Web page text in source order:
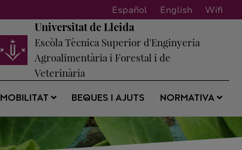
Español English Wifi
Universitat de Lleida
Escòla Tècnica Superior d'Enginyeria
Agroalimentària i Forestal i de
Veterinària
MOBILITAT BEQUES I AJUTS NORMATIVA